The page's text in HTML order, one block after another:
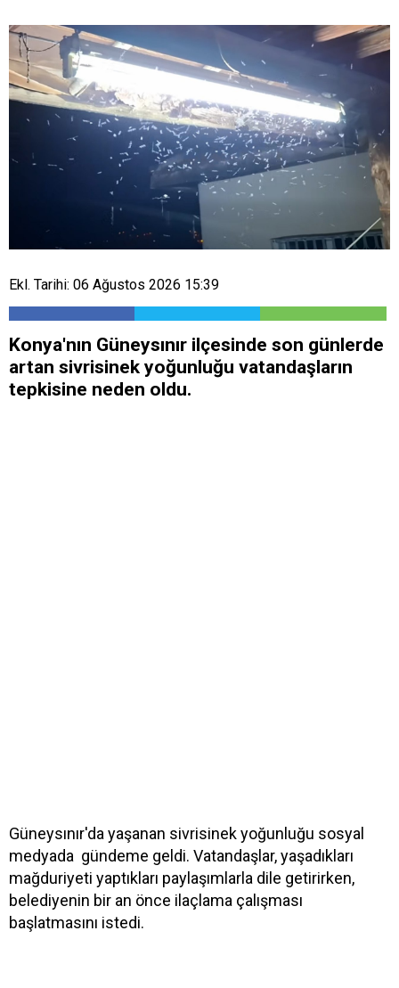
Ekl. Tarihi: 06 Ağustos 2026 15:39
Konya'nın Güneysınır ilçesinde son günlerde
artan sivrisinek yoğunluğu vatandaşların
tepkisine neden oldu.
Güneysınır'da yaşanan sivrisinek yoğunluğu sosyal
medyada gündeme geldi. Vatandaşlar, yaşadıkları
mağduriyeti yaptıkları paylaşımlarla dile getirirken,
belediyenin bir an önce ilaçlama çalışması
başlatmasını istedi.